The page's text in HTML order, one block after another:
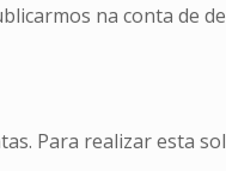
na conta de
Para realizar esta